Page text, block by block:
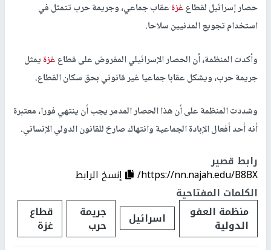
حصار إسرائيل لقطاعغزةعقاب جماعي، وجريمة حرب تتمثل في
استخدام تجويع المدنيين سلاحا.
وأكدت المنظمة، أن الحصار الإسرائيلي المفروض على قطاعغزةيمثل
جريمة حرب، ويشكل عقابا جماعيا غير قانوني بحق سكان القطاع.
وشددت المنظمة على أن هذا الحصار المدمر يجب أن ينتهي فورا، معتبرة
أنه أحد أفعال الإبادة الجماعية وانتهاك صارخ للقانون الدولي الإنساني.
رابط قصير
https://nn.najah.edu/B8BX/
إنسخ الرابط
الكلمات المفتاحية
منظمة العفو
الدولية اسرائيل جريمة
حرب
قطاع
غزة